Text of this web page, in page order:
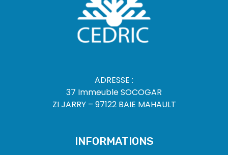
ADRESSE :
37 Immeuble SOCOGAR
ZI JARRY – 97122 BAIE MAHAULT
INFORMATIONS